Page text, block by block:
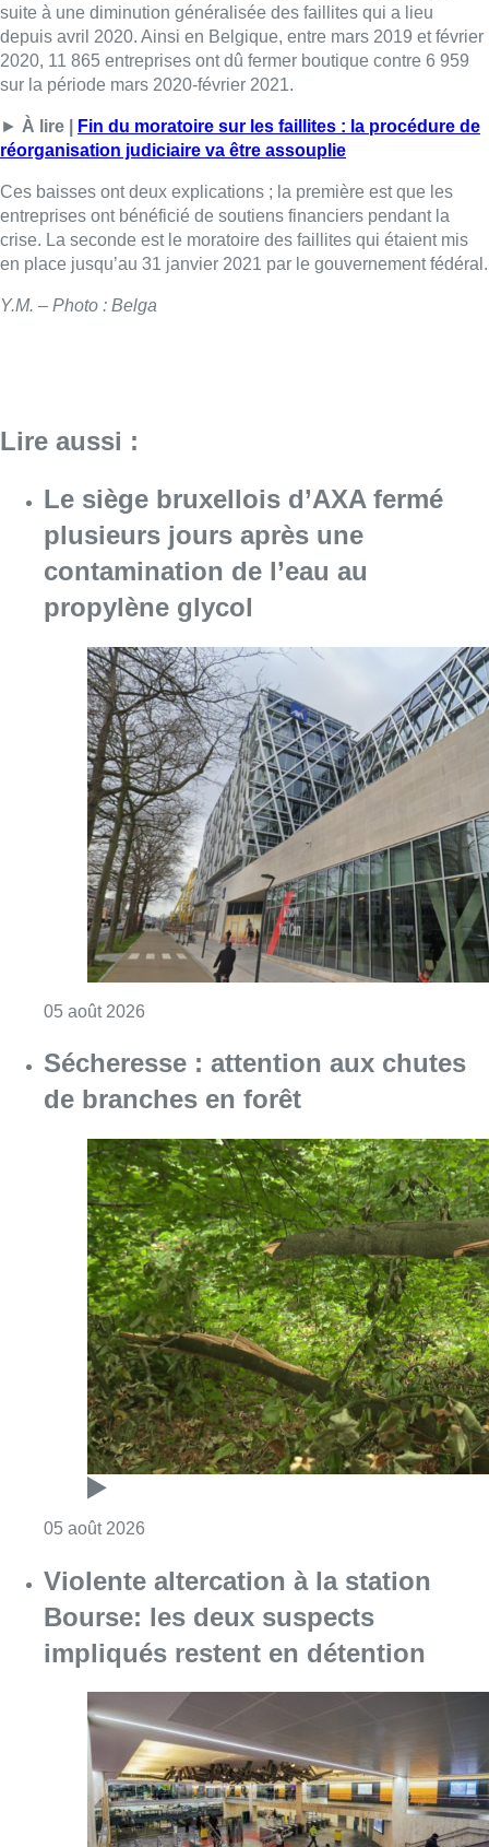
suite à une diminution généralisée des faillites qui a lieu
depuis avril 2020. Ainsi en Belgique, entre mars 2019 et février
2020, 11 865 entreprises ont dû fermer boutique contre 6 959
sur la période mars 2020-février 2021.
► À lire |
Fin du moratoire sur les faillites : la procédure de
réorganisation judiciaire va être assouplie
Ces baisses ont deux explications ; la première est que les
entreprises ont bénéficié de soutiens financiers pendant la
crise. La seconde est le moratoire des faillites qui étaient mis
en place jusqu’au 31 janvier 2021 par le gouvernement fédéral.
Y.M. – Photo : Belga
Lire aussi :
Le siège bruxellois d’AXA fermé
plusieurs jours après une
contamination de l’eau au
propylène glycol
05 août 2026
Sécheresse : attention aux chutes
de branches en forêt
05 août 2026
Violente altercation à la station
Bourse: les deux suspects
impliqués restent en détention